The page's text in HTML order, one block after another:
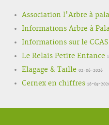
Association l'Arbre à
Informations Arbre à
Informations sur le CCAS
Le Relais Petite Enfance
Elagage & Taille 02-06-2026
Cernex en chiffres 16-05-